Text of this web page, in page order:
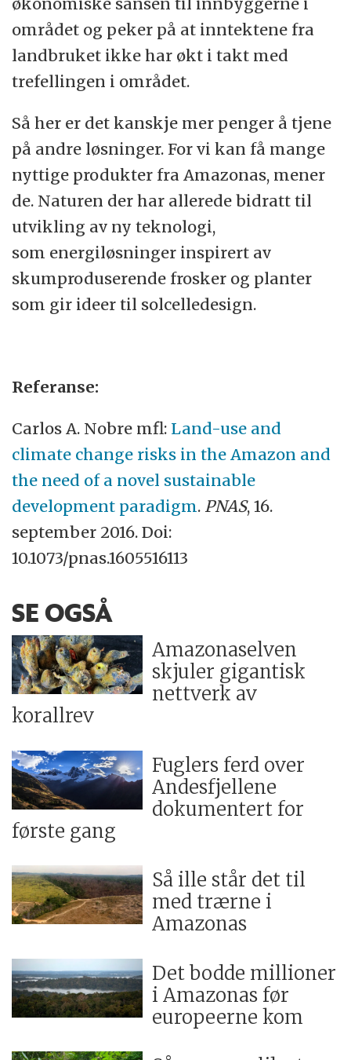
området og peker på at inntektene fra
landbruket ikke har økt i takt med
trefellingen i området.
Så her er det kanskje mer penger å tjene
på andre løsninger. For vi kan få mange
nyttige produkter fra Amazonas, mener
de. Naturen der har allerede bidratt til
utvikling av ny teknologi,
som energiløsninger inspirert av
skumproduserende frosker og planter
som gir ideer til solcelledesign.
Referanse:
Carlos A. Nobre mfl: Land-use and
climate change risks in the Amazon and
the need of a novel sustainable
development paradigm. PNAS, 16.
september 2016. Doi:
10.1073/pnas.1605516113
SE OGSÅ
Amazonaselven
skjuler gigantisk
nettverk av
korallrev
Fuglers ferd over
Andesfjellene
dokumentert for
første gang
Så ille står det til
med trærne i
Amazonas
Det bodde millioner
i Amazonas før
europeerne kom